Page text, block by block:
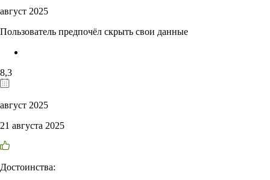
август 2025
Пользователь предпочёл скрыть свои данные
8,3
август 2025
21 августа 2025
Достоинства: